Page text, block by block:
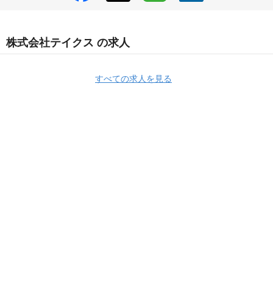
株式会社テイクス の求人
すべての求人を見る